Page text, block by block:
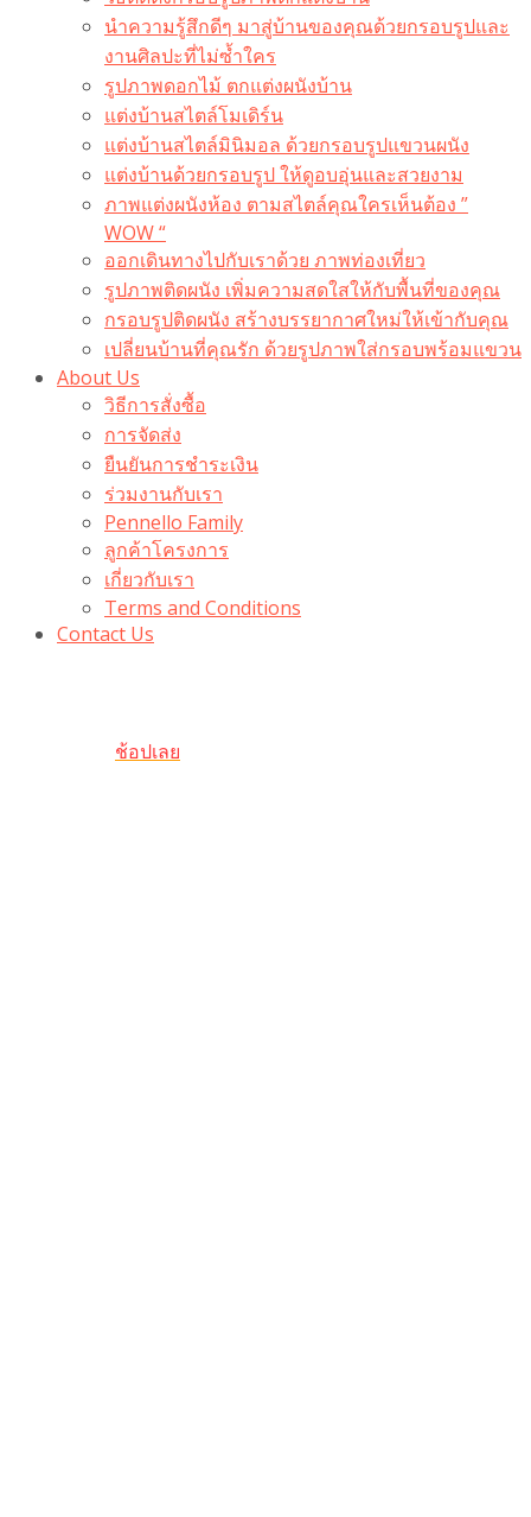
นำความรู้สึกดีๆ มาสู่บ้านของคุณด้วยกรอบรูปและ
งานศิลปะที่ไม่ซ้ำใคร
รูปภาพดอกไม้ ตกแต่งผนังบ้าน
แต่งบ้านสไตล์โมเดิร์น
แต่งบ้านสไตล์มินิมอล ด้วยกรอบรูปแขวนผนัง
แต่งบ้านด้วยกรอบรูป ให้ดูอบอุ่นและสวยงาม
ภาพแต่งผนังห้อง ตามสไตล์คุณใครเห็นต้อง ”
WOW “
ออกเดินทางไปกับเราด้วย ภาพท่องเที่ยว
รูปภาพติดผนัง เพิ่มความสดใสให้กับพื้นที่ของคุณ
กรอบรูปติดผนัง สร้างบรรยากาศใหม่ให้เข้ากับคุณ
เปลี่ยนบ้านที่คุณรัก ด้วยรูปภาพใส่กรอบพร้อมแขวน​
About Us
วิธีการสั่งซื้อ
การจัดส่ง
ยืนยันการชำระเงิน
ร่วมงานกับเรา
Pennello Family
ลูกค้าโครงการ
เกี่ยวกับเรา
Terms and Conditions
Contact Us
ช้อปเลย